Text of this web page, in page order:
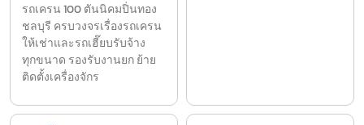
รถเครน 100 ตันนิคมปิ่นทอง
ชลบุรี ครบวงจรเรื่องรถเครน
ให้เช่าและรถเฮี๊ยบรับจ้าง
ทุกขนาด รองรับงานยก ย้าย
ติดตั้งเครื่องจักร